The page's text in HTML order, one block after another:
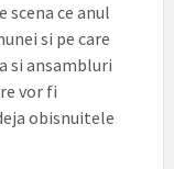
scena ce anul
si pe care
si ansambluri
vor fi
obisnuitele